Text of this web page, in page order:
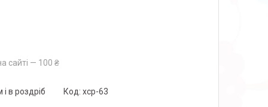
сайті — 100 ₴
в роздріб Код: xcp-63